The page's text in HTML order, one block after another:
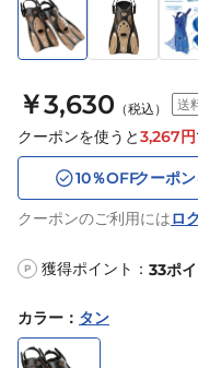
￥3,630 （税込） 送
クーポンを使うと3,267 円
10％OFFクーポ
クーポンのご利用にはロ
P 獲得ポイント： 33ポ
カラー ： タン